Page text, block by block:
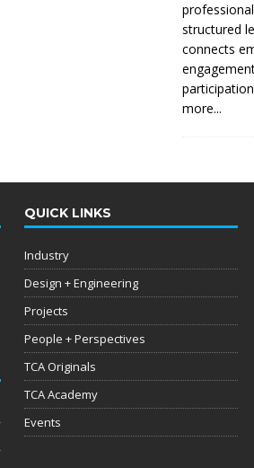
structured
connects
more...
QUICK LINKS
Industry
Design + Engineering
Projects
People + Perspectives
TCA Originals
TCA Academy
Events